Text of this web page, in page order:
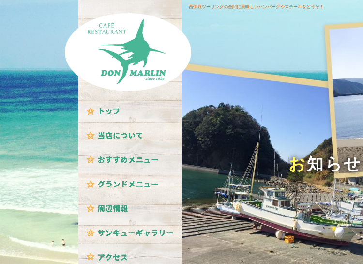
西伊豆ツーリングの合間に美味しいハンバーグやステーキをどうぞ！
お知らせ